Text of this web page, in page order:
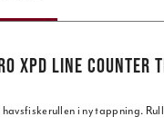
XPD LINE COUNTER
i ny tappning.